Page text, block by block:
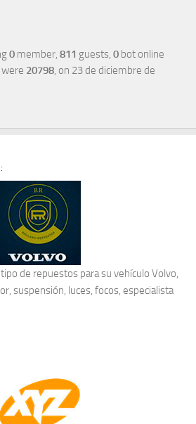
0 member, 811 guests, 0 bot online
20798, on 23 de diciembre de
de repuestos para su vehículo Volvo,
suspensión, luces, focos, especialista